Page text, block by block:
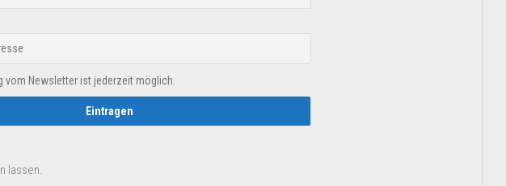
vom Newsletter ist jederzeit möglich.
lassen.